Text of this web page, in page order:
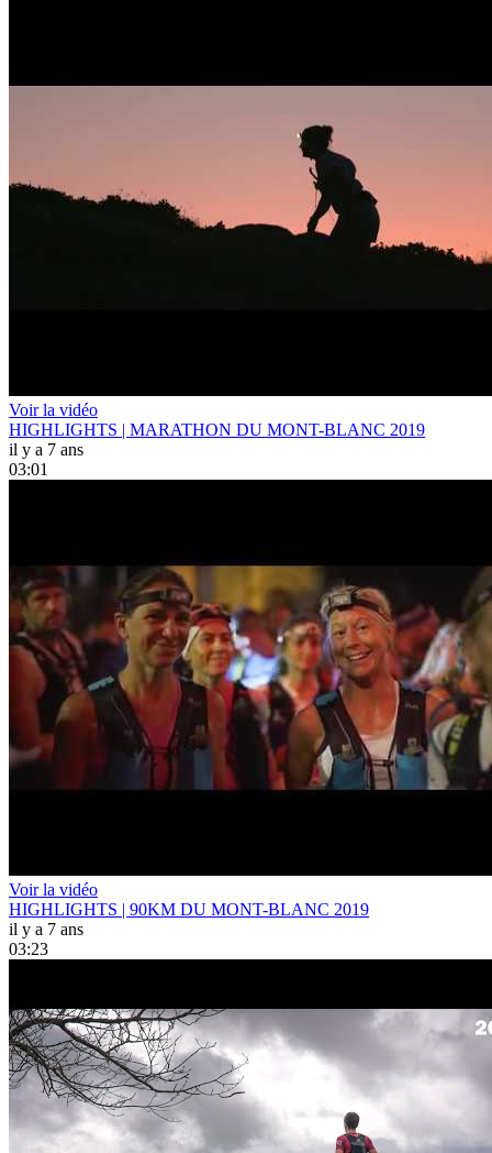
Voir la vidéo
HIGHLIGHTS | MARATHON DU MONT-BLANC 2019
il y a 7 ans
03:01
Voir la vidéo
HIGHLIGHTS | 90KM DU MONT-BLANC 2019
il y a 7 ans
03:23